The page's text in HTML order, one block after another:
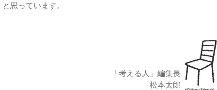
と思っています。
「考える人」編集長
松本太郎